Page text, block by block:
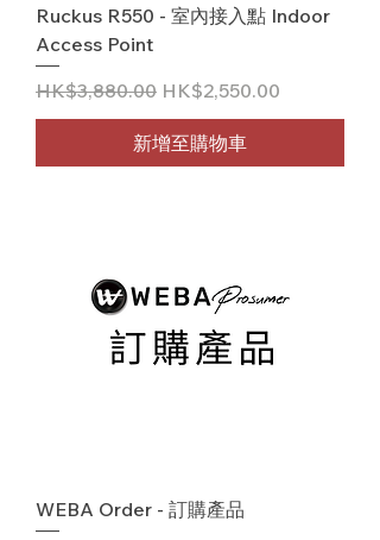
Ruckus R550 - 室內接入點 Indoor
Access Point
一般價格
HK$3,880.00 促銷價格
HK$2,550.00
新增至購物車
WEBA Order - 訂購產品